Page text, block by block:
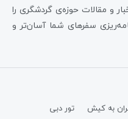
و مقالات حوزه‌ی گردشگری را
سفرهای شما آسان‌تر و
به کیش
تور دبی